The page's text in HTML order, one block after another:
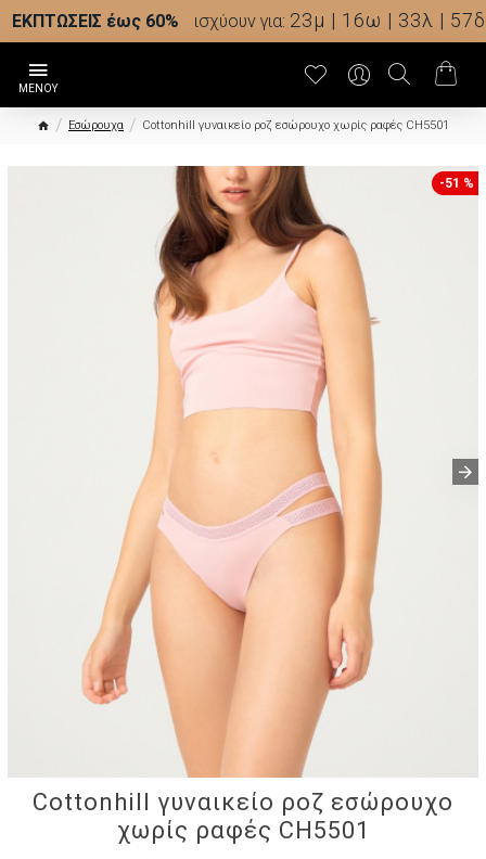
ΕΚΠΤΩΣΕΙΣ έως 60% ισχύουν για: 23μ | 16ω | 33λ | 56δ
Εσώρουχα Cottonhill γυναικείο ροζ εσώρουχο χωρίς ραφές CH5501
-51 %
Cottonhill γυναικείο ροζ εσώρουχο
χωρίς ραφές CH5501